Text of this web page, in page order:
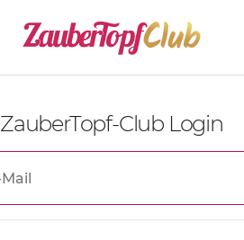
ZauberTopf-Club Login